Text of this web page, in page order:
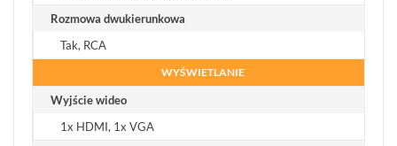
Rozmowa dwukierunkowa
Tak, RCA
WYŚWIETLANIE
Wyjście wideo
1x HDMI, 1x VGA